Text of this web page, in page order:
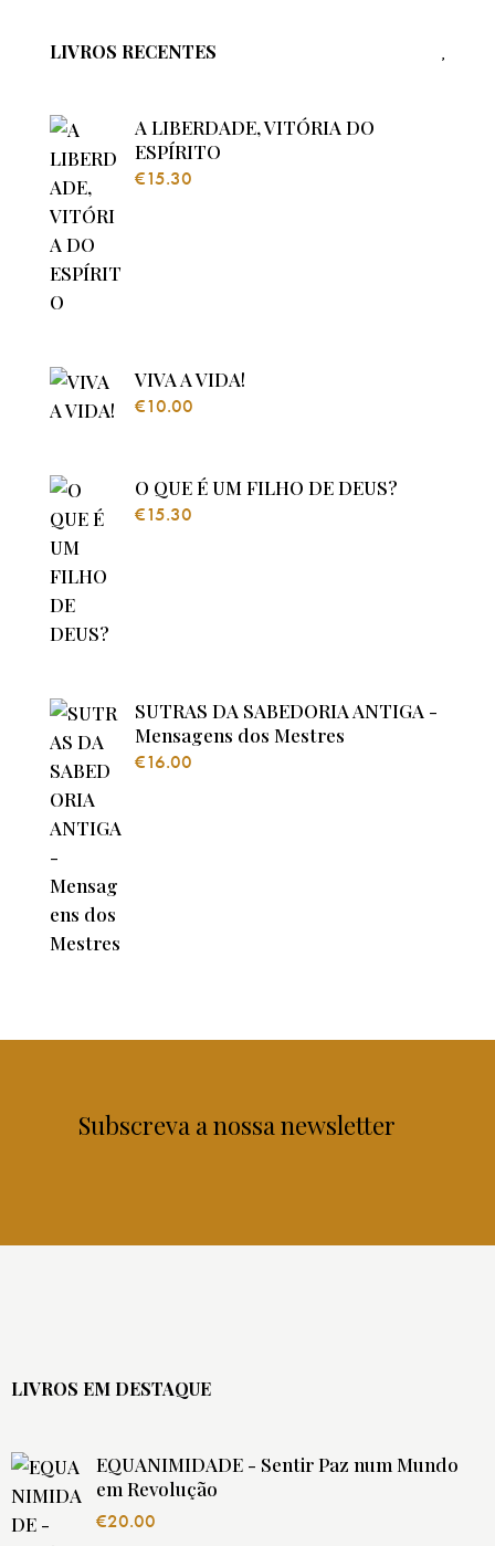
LIVROS RECENTES
A LIBERDADE, VITÓRIA DO
ESPÍRITO
€15.30
VIVA A VIDA!
€10.00
O QUE É UM FILHO DE DEUS?
€15.30
SUTRAS DA SABEDORIA ANTIGA -
Mensagens dos Mestres
€16.00
Subscreva a nossa newsletter
LIVROS EM DESTAQUE
EQUANIMIDADE - Sentir Paz num Mundo
em Revolução
€20.00